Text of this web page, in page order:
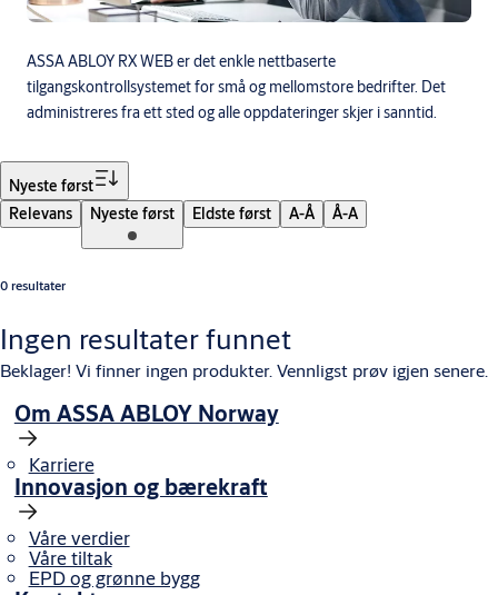
ASSA ABLOY RX WEB er det enkle nettbaserte
tilgangskontrollsystemet for små og mellomstore bedrifter. Det
administreres fra ett sted og alle oppdateringer skjer i sanntid.
Nyeste først
Relevans
Nyeste først Eldste først A-Å Å-A
0 resultater
Ingen resultater funnet
Beklager! Vi finner ingen produkter. Vennligst prøv igjen senere.
Om ASSA ABLOY Norway
Karriere
Innovasjon og bærekraft
Våre verdier
Våre tiltak
EPD og grønne bygg